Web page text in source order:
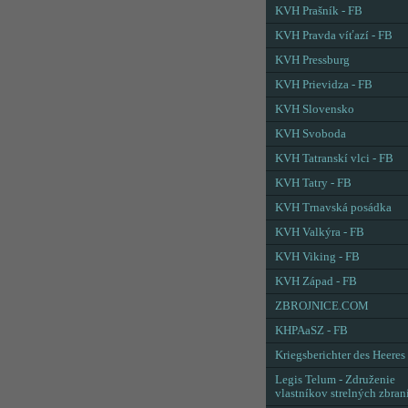
KVH Prašník - FB
KVH Pravda víťazí - FB
KVH Pressburg
KVH Prievidza - FB
KVH Slovensko
KVH Svoboda
KVH Tatranskí vlci - FB
KVH Tatry - FB
KVH Trnavská posádka
KVH Valkýra - FB
KVH Viking - FB
KVH Západ - FB
ZBROJNICE.COM
KHPAaSZ - FB
Kriegsberichter des Heeres
Legis Telum - Združenie
vlastníkov strelných